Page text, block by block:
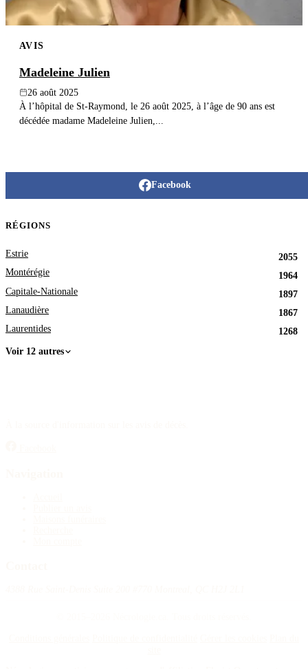
AVIS
Madeleine Julien
26 août 2025
À l’hôpital de St-Raymond, le 26 août 2025, à l’âge de 90 ans est
décédée madame Madeleine Julien,...
Facebook
RÉGIONS
Estrie
2055
Montérégie
1964
Capitale-Nationale
1897
Lanaudière
1867
Laurentides
1268
Voir 12 autres